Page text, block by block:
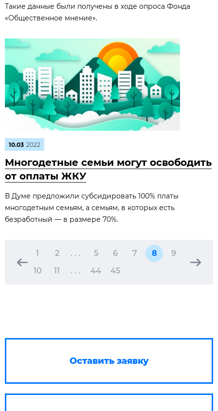
Такие данные были получены в ходе опроса Фонда
«Общественное мнение».
10.03 2022
Многодетные семьи могут освободить
от оплаты ЖКУ
В Думе предложили субсидировать 100% платы
многодетным семьям, а семьям, в которых есть
безработный — в размере 70%.
1 2 . . . 5 6 7 8
9
10
11 . . . 44 45
Оставить заявку